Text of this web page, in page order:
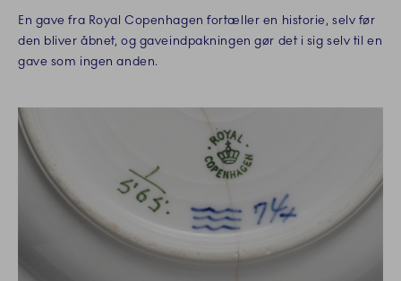
En gave fra Royal Copenhagen fortæller en historie, selv før
den bliver åbnet, og gaveindpakningen gør det i sig selv til en
gave som ingen anden.